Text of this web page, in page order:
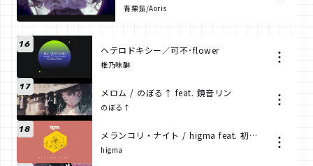
青栗鼠/Aoris
16 ヘテロドキシー／可不･flower
椎乃味醂
17 メロム / のぼる↑ feat. 鏡音リン
のぼる↑
18 メランコリ・ナイト / higma feat. 初音ミク
higma